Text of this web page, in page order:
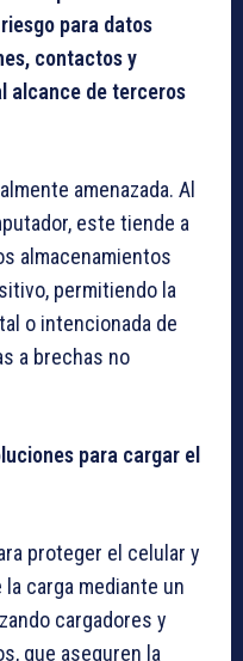
para datos
contactos y
alcance de terceros
amenazada. Al
este tiende a
almacenamientos
permitiendo la
o intencionada de
a brechas no
para cargar el
proteger el celular y
carga mediante un
cargadores y
que aseguren la